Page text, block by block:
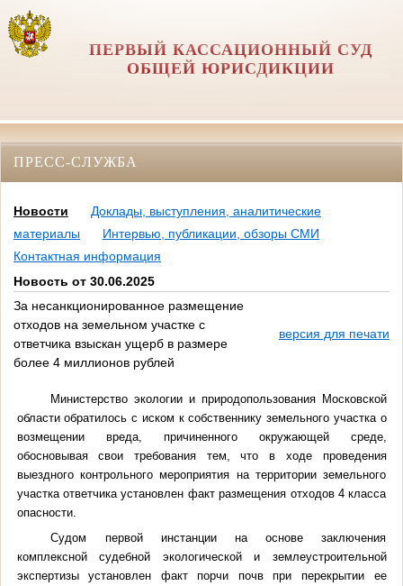
ПЕРВЫЙ КАССАЦИОННЫЙ СУД
ОБЩЕЙ ЮРИСДИКЦИИ
ПРЕСС-СЛУЖБА
Новости
Доклады, выступления, аналитические
материалы
Интервью, публикации, обзоры СМИ
Контактная информация
Новость от 30.06.2025
За несанкционированное размещение
отходов на земельном участке с
ответчика взыскан ущерб в размере
более 4 миллионов рублей
версия для печати
Министерство экологии и природопользования Московской
области обратилось с иском к собственнику земельного участка о
возмещении вреда, причиненного окружающей среде,
обосновывая свои требования тем, что в ходе проведения
выездного контрольного мероприятия на территории земельного
участка ответчика установлен факт размещения отходов 4 класса
опасности.
Судом первой инстанции на основе заключения
комплексной судебной экологической и землеустроительной
экспертизы установлен факт порчи почв при перекрытии ее